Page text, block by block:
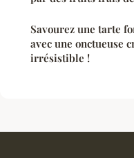
Savourez une tarte
avec une onctueuse
irrésistible !